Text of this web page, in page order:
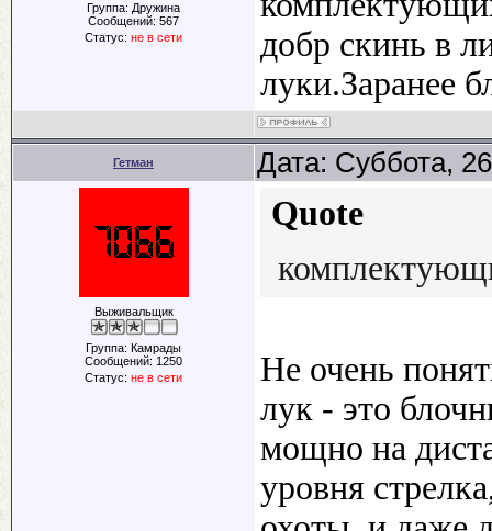
Группа: Дружина
Сообщений: 567
Статус: не в сети
добр скинь в
луки.Заранее
Гетман Дата: Суббота,
Выживальщик
Группа: Камрады
Сообщений: 1250
Статус: не в сети
Quote
Не очень
лук - это
мощно на
уровня